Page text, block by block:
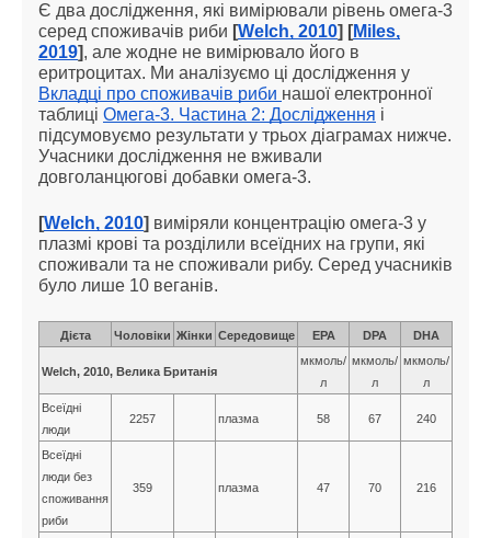
Є два дослідження, які вимірювали рівень омега-3
серед споживачів риби [Welch, 2010] [Miles,
2019], але жодне не вимірювало його в
еритроцитах. Ми аналізуємо ці дослідження у
Вкладці про споживачів риби нашої електронної
таблиці Омега-3. Частина 2: Дослідження і
підсумовуємо результати у трьох діаграмах нижче.
Учасники дослідження не вживали
довголанцюгові добавки омега-3.
[Welch, 2010] виміряли концентрацію омега-3 у
плазмі крові та розділили всеїдних на групи, які
споживали та не споживали рибу. Серед учасників
було лише 10 веганів.
Дієта Чоловіки Жінки Середовище EPA DPA DHA
Welch, 2010, Велика Британія
мкмоль/
л
мкмоль/
л
мкмоль/
л
Всеїдні
люди
2257 плазма 58 67 240
Всеїдні
люди без
споживання
риби
359 плазма 47 70 216